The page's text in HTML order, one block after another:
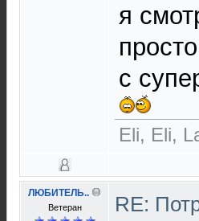
я
с
Eli, Eli,
ЛЮБИТЕЛЬ..
Ветеран RE: